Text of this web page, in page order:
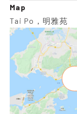
Map
Tai Po，明雅苑